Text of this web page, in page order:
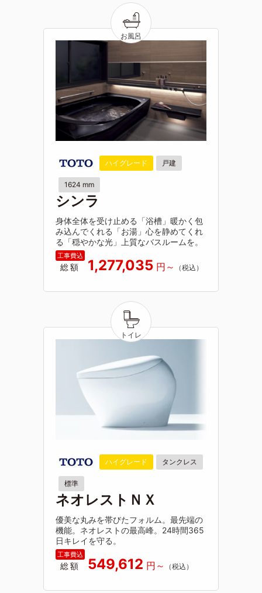
ハイグレード 戸建
1624 mm
シンラ
身体全体を受け止める「浴槽」暖かく包
み込んでくれる「お湯」心を静めてくれ
る「穏やかな光」上質なバスルームを。
総額 1,277,035
ハイグレード タンクレス
標準
ネオレストＮＸ
優美な丸みを帯びたフォルム。最先端の
機能。ネオレストの最高峰。24時間365
日キレイを守る。
総額 549,612